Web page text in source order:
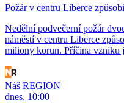
Požár v centru Liberce
Nedělní podvečerní požár
náměstí v centru Liberce
miliony korun. Příčina vzniku
Náš REGION
dnes, 10:00